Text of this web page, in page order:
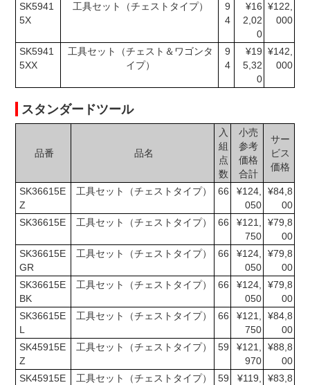
SK5941
5X
工具セット（チェストタイプ）
9
4
¥16
2,02
0
¥122,
000
SK5941
5XX
工具セット（チェスト＆ワゴンタ
イプ）
9
4
¥19
5,32
0
¥142,
000
スタンダードツール
品番 品名
入
組
点
数
小売
参考
価格
合計
サー
ビス
価格
SK36615E
Z
工具セット（チェストタイプ） 66
¥124,
050
¥84,8
00
SK36615E
工具セット（チェストタイプ） 66
¥121,
750
¥79,8
00
SK36615E
GR
工具セット（チェストタイプ） 66
¥124,
050
¥79,8
00
SK36615E
BK
工具セット（チェストタイプ） 66
¥124,
050
¥79,8
00
SK36615E
L
工具セット（チェストタイプ） 66
¥121,
750
¥84,8
00
SK45915E
Z
工具セット（チェストタイプ） 59
¥121,
970
¥88,8
00
SK45915E
工具セット（チェストタイプ） 59
¥119,
¥83,8